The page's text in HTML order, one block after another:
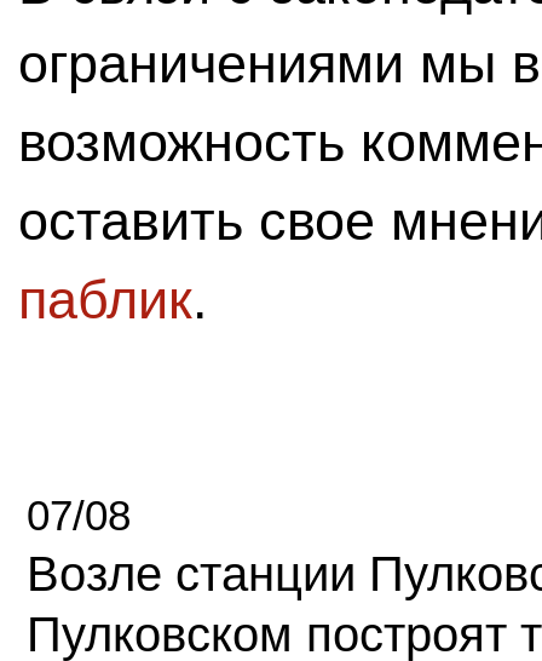
ограничениями мы
возможность
оставить свое
паблик.
07/08
Возле станции
Пулковском построят